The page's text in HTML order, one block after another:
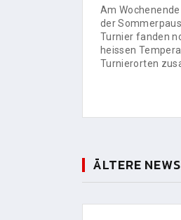
Am
der
Turnier fanden
heissen
Turnierorten
ÄLTERE NEWS